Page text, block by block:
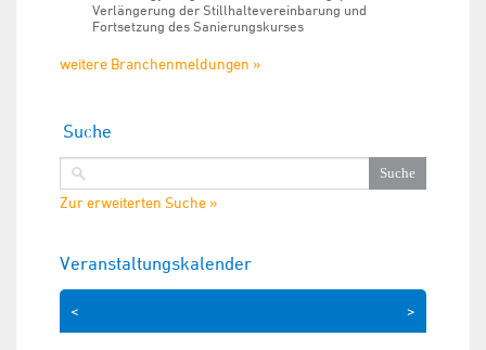
Verlängerung der Stillhaltevereinbarung und
Fortsetzung des Sanierungskurses
weitere Branchenmeldungen »
Suche
Zur erweiterten Suche »
Veranstaltungskalender
>
<